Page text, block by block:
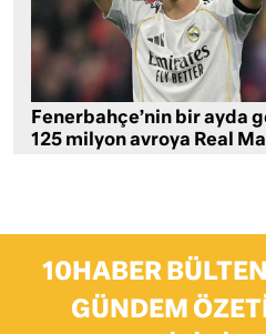
Fenerbahçe’nin bir ayda
125 milyon avroya Real
10HABER
GÜNDEM